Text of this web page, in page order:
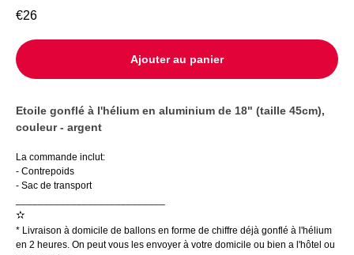
€26
Ajouter au panier
Etoile gonflé à l'hélium en aluminium de 18" (taille 45cm),
couleur - argent
La commande inclut:
- Contrepoids
- Sac de transport
✫
* Livraison à domicile de ballons en forme de chiffre déjà gonflé à l'hélium
en 2 heures. On peut vous les envoyer à votre domicile ou bien a l'hôtel ou